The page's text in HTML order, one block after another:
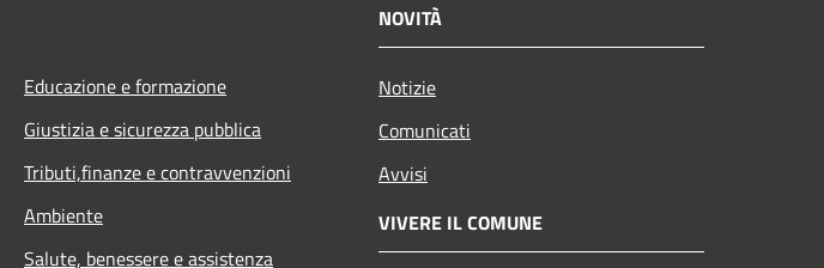
Educazione e formazione
Giustizia e sicurezza pubblica
Tributi,finanze e contravvenzioni
Ambiente
Salute, benessere e assistenza
NOVITÀ
Notizie
Comunicati
Avvisi
VIVERE IL COMUNE